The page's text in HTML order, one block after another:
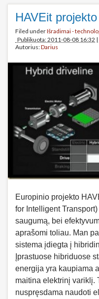
HAVEit
Filed underIšradimai -
Publikuota: 2011-08-08 16:32 |
Autorius:Darius
Europinio projekto
for Intelligent
saugumą, bei
aprašomi toliau. Man
sistema įdiegta į
Įprastuose hibriduose
energija yra kaupiama
maitina elektrinį variklį.
nuspręsdama naudoti